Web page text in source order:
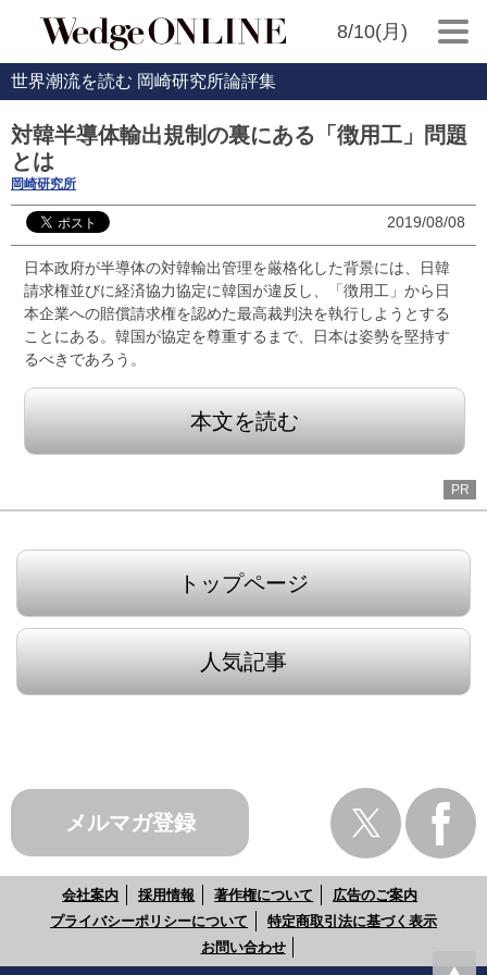
8/10(月)
世界潮流を読む 岡崎研究所論評集
対韓半導体輸出規制の裏にある「徴用工」問題
とは
岡崎研究所
2019/08/08
日本政府が半導体の対韓輸出管理を厳格化した背景には、日韓
請求権並びに経済協力協定に韓国が違反し、「徴用工」から日
本企業への賠償請求権を認めた最高裁判決を執行しようとする
ことにある。韓国が協定を尊重するまで、日本は姿勢を堅持す
るべきであろう。
本文を読む
PR
トップページ
人気記事
メルマガ登録
会社案内 採用情報 著作権について
広告のご案内
プライバシーポリシーについて
特定商取引法に基づく表示
お問い合わせ